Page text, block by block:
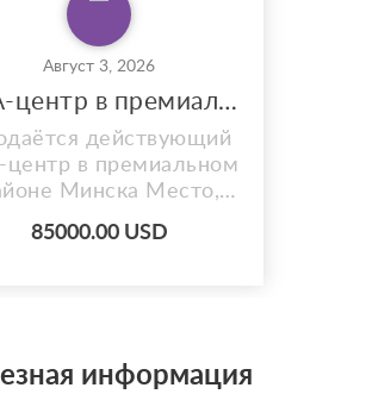
Август 3, 2026
SPA-центр в премиальном районе Минска, рядом метро
действующий
центр в премиальном
Минска Место,
Они покупают
работы стал местом
85000.00 USD
информация